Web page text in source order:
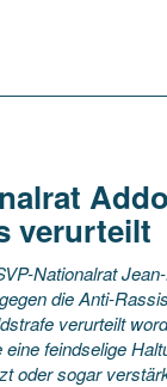
verurteilt
Nationalrat
die Anti-
verurteilt
feindselige
oder sogar